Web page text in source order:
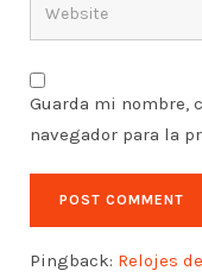
Guarda mi nombre,
navegador para la
Pingback: Relojes